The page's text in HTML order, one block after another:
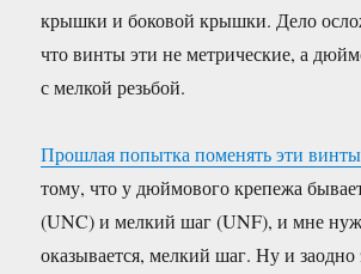
крышки и боковой крышки. Дело
что винты эти не метрические, а
с мелкой резьбой.
Прошлая попытка поменять эти винты
тому, что у дюймового крепежа
(UNC) и мелкий шаг (UNF), и мне
оказывается, мелкий шаг. Ну и заодно